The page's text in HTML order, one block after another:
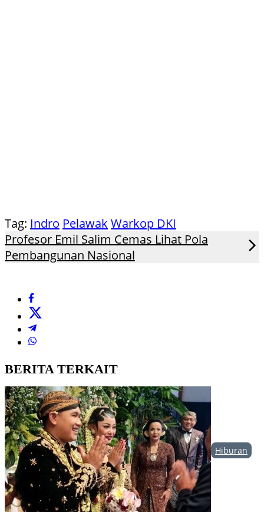
Tag: Indro Pelawak Warkop DKI
Profesor Emil Salim Cemas Lihat Pola
Pembangunan Nasional
BERITA TERKAIT
Hiburan